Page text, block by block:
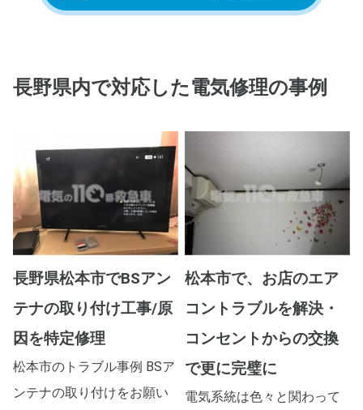
長野県内で対応した電気修理の事例
長野県松本市でBSアン
テナの取り付け工事/原
因を特定修理
松本市のトラブル事例 BSア
ンテナの取り付けをお願い
松本市で、お店のエア
コントラブルを解決・
コンセントからの交換
で更に完璧に
電気系統は色々と関わって